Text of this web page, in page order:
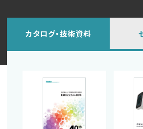
カタログ・技術資料